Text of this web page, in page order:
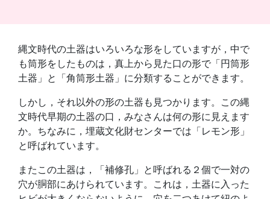
縄文時代の土器はいろいろな形をしていますが，中で
も筒形をしたものは，真上から見た口の形で「円筒形
土器」と「角筒形土器」に分類することができます。
しかし，それ以外の形の土器も見つかります。この縄
文時代早期の土器の口，みなさんは何の形に見えます
か。ちなみに，埋蔵文化財センターでは「レモン形」
と呼ばれています。
またこの土器は，「補修孔」と呼ばれる２個で一対の
穴が胴部にあけられています。これは，土器に入った